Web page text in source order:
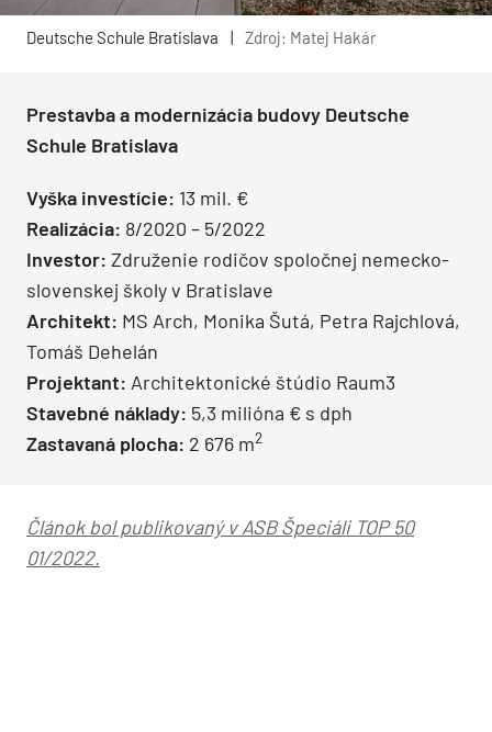
Deutsche Schule Bratislava | Zdroj: Matej Hakár
Prestavba a modernizácia budovy Deutsche
Schule Bratislava
Vyška investície: 13 mil. €
Realizácia: 8/2020 – 5/2022
Investor: Združenie rodičov spoločnej nemecko-
slovenskej školy v Bratislave
Architekt: MS Arch, Monika Šutá, Petra Rajchlová,
Tomáš Dehelán
Projektant: Architektonické štúdio Raum3
Stavebné náklady: 5,3 milióna € s dph
Zastavaná plocha: 2 676 m2
Článok bol publikovaný v ASB Špeciáli TOP 50
01/2022.